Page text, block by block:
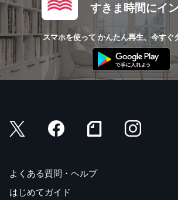
すきま時間にイ
スマホを使って かんたん再生、今すぐ
よくある質問・ヘルプ
はじめてガイド